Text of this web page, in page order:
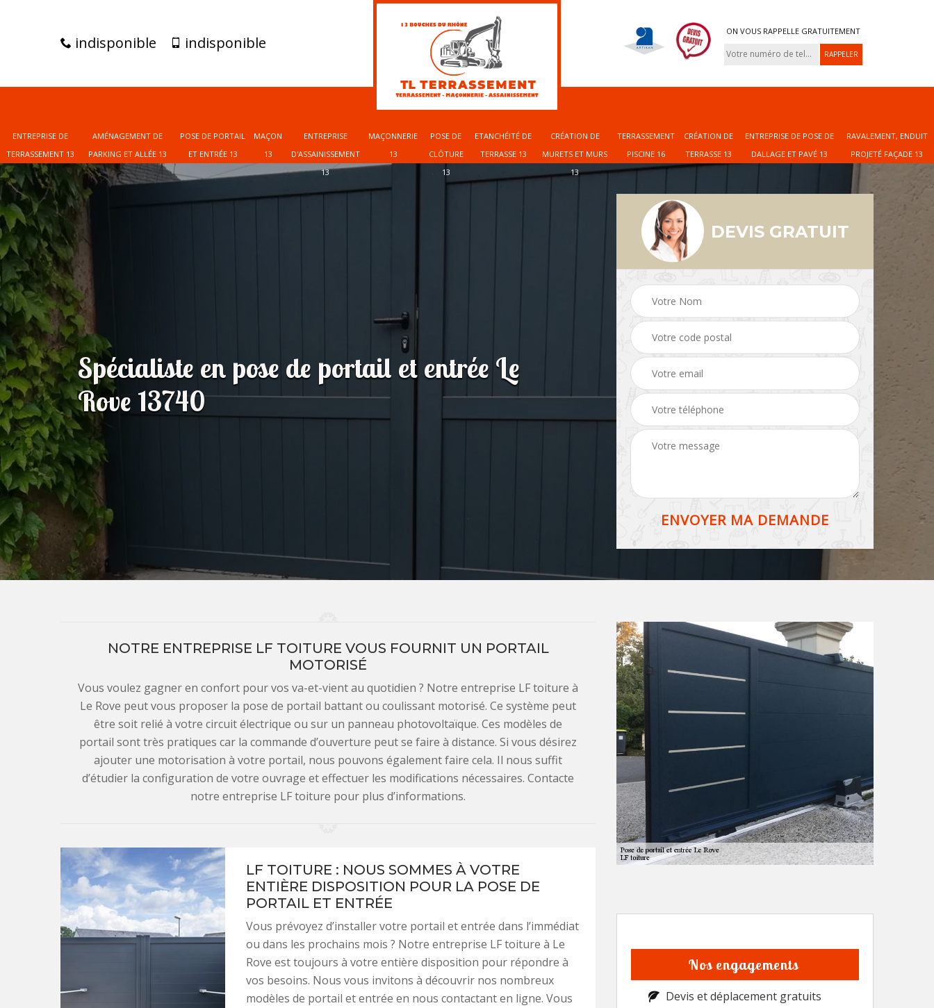
indisponible indisponible
ON VOUS RAPPELLE GRATUITEMENT
ENTREPRISE DE
TERRASSEMENT 13
AMÉNAGEMENT DE
PARKING ET ALLÉE 13
POSE DE PORTAIL
ET ENTRÉE 13
MAÇON
13
ENTREPRISE
D'ASSAINISSEMENT
13
MAÇONNERIE
13
POSE DE
CLÔTURE
13
ETANCHÉITÉ DE
TERRASSE 13
CRÉATION DE
MURETS ET MURS
13
TERRASSEMENT
PISCINE 16
CRÉATION DE
TERRASSE 13
ENTREPRISE DE POSE DE
DALLAGE ET PAVÉ 13
RAVALEMENT, ENDUIT
PROJETÉ FAÇADE 13
Spécialiste en pose de portail et entrée Le
Rove 13740
DEVIS GRATUIT
NOTRE ENTREPRISE LF TOITURE VOUS FOURNIT UN PORTAIL
MOTORISÉ
Vous voulez gagner en confort pour vos va-et-vient au quotidien ? Notre entreprise LF toiture à
Le Rove peut vous proposer la pose de portail battant ou coulissant motorisé. Ce système peut
être soit relié à votre circuit électrique ou sur un panneau photovoltaïque. Ces modèles de
portail sont très pratiques car la commande d’ouverture peut se faire à distance. Si vous désirez
ajouter une motorisation à votre portail, nous pouvons également faire cela. Il nous suffit
d’étudier la configuration de votre ouvrage et effectuer les modifications nécessaires. Contacte
notre entreprise LF toiture pour plus d’informations.
LF TOITURE : NOUS SOMMES À VOTRE
ENTIÈRE DISPOSITION POUR LA POSE DE
PORTAIL ET ENTRÉE
Vous prévoyez d’installer votre portail et entrée dans l’immédiat
ou dans les prochains mois ? Notre entreprise LF toiture à Le
Rove est toujours à votre entière disposition pour répondre à
vos besoins. Nous vous invitons à découvrir nos nombreux
modèles de portail et entrée en nous contactant en ligne. Vous
Nos engagements
Devis et déplacement gratuits